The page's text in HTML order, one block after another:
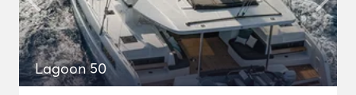
Lagoon 50